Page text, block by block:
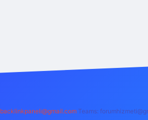
backlinkpaneli@gmail.com Teams: